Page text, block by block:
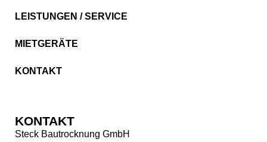
LEISTUNGEN / SERVICE
MIETGERÄTE
KONTAKT
KONTAKT
Steck Bautrocknung GmbH